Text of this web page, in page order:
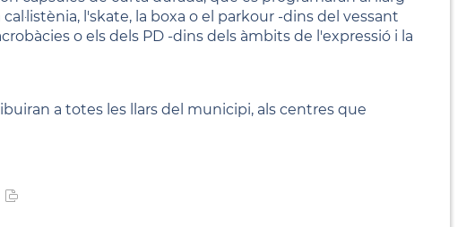
l'skate, la boxa o el parkour -dins del vessant
o els dels PD -dins dels àmbits de l'expressió i la
a totes les llars del municipi, als centres que